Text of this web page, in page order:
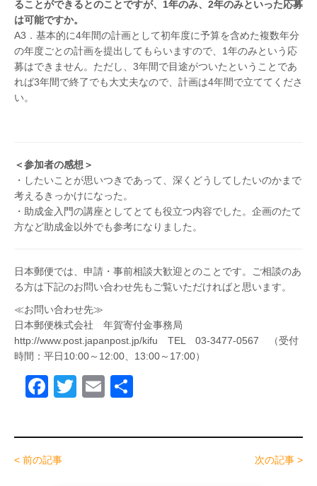
ることができるとのことですが、1年のみ、2年のみといった応募
は可能ですか。
A3．基本的に4年間の計画として初年度に予算を含めた複数年分
の年度ごとの計画を提出してもらいますので、1年のみという応
募はできません。ただし、3年間で目途がついたということであ
れば3年間で終了でも大丈夫なので、計画は4年間で立ててくださ
い。
＜参加者の感想＞
・したいことが思いつきであって、深くどうしてしたいのかまで
考えるきっかけになった。
・助成金入門の講座としてとても役立つ内容でした。企画のたて
方など助成金以外でも参考になりました。
日本郵便では、申請・事前相談大歓迎とのことです。ご相談のあ
る方は下記のお問い合わせ先もご覧いただければと思います。
≪お問い合わせ先≫
日本郵便株式会社 年賀寄付金事務局
http://www.post.japanpost.jp/kifu TEL 03-3477-0567 （受付
時間：平日10:00～12:00、13:00～17:00）
F
c
e
T
tt
E
ail
< 前の記事 次の記事 >